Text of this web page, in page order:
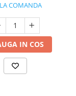
LA COMANDA
IN COS